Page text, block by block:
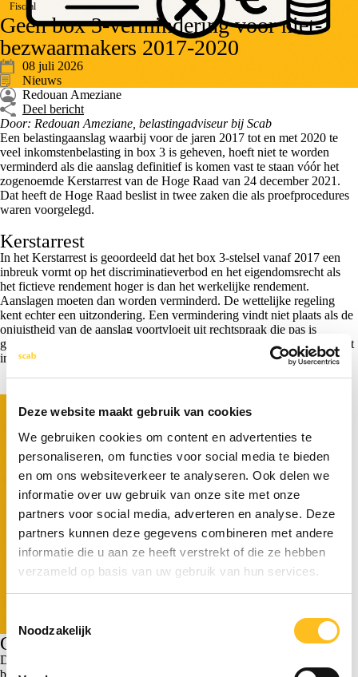
Deze website maakt gebruik van cookies
We gebruiken cookies om content en advertenties te
personaliseren, om functies voor social media te bieden
en om ons websiteverkeer te analyseren. Ook delen we
informatie over uw gebruik van onze site met onze
partners voor social media, adverteren en analyse. Deze
partners kunnen deze gegevens combineren met andere
informatie die u aan ze heeft verstrekt of die ze hebben
verzameld op basis van uw gebruik van hun services.
Noodzakelijk
Fiscaal
Geen box 3-vermindering voor niet-
bezwaarmakers 2017-2020
08 juli 2026
Nieuws
Redouan Ameziane
Deel bericht
Door: Redouan Ameziane, belastingadviseur bij Scab
Een belastingaanslag waarbij voor de jaren 2017 tot en met 2020 te
veel inkomstenbelasting in box 3 is geheven, hoeft niet te worden
verminderd als die aanslag definitief is komen vast te staan vóór het
zogenoemde Kerstarrest van de Hoge Raad van 24 december 2021.
Dat heeft de Hoge Raad beslist in twee zaken die als proefprocedures
waren voorgelegd.
Kerstarrest
In het Kerstarrest is geoordeeld dat het box 3-stelsel vanaf 2017 een
inbreuk vormt op het discriminatieverbod en het eigendomsrecht als
het fictieve rendement hoger is dan het werkelijke rendement.
Aanslagen moeten dan worden verminderd. De wettelijke regeling
kent echter een uitzondering. Een vermindering vindt niet plaats als de
onjuistheid van de aanslag voortvloeit uit rechtspraak die pas is
gewezen nadat de aanslag definitief is geworden. De Hoge Raad heeft
in 2022 al beslist dat het Kerstarrest ‘nieuwe jurisprudentie’ is.
Gelijke behandeling en evenredigheid
De Hoge Raad ziet geen reden terug te komen van zijn eerdere
beslissing uit 2022. Personen die niet tijdig bezwaar hebben gemaakt,